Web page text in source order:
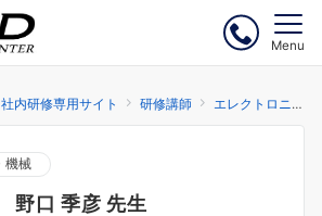
Menu
内研修専用サイト 研修講師 エレクトロニクス・機械
機械
口 季彦 先生